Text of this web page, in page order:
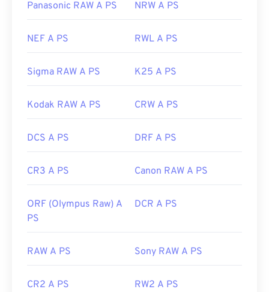
Data di rilascio iniziale:
20 novembre 1985
Panasonic RAW A PS NRW A PS
NEF A PS RWL A PS
Sigma RAW A PS K25 A PS
Kodak RAW A PS CRW A PS
DCS A PS DRF A PS
CR3 A PS Canon RAW A PS
ORF (Olympus Raw) A
PS
DCR A PS
RAW A PS Sony RAW A PS
CR2 A PS RW2 A PS